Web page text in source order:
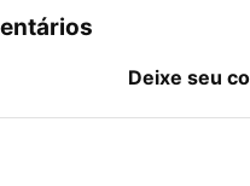
Deixe seu